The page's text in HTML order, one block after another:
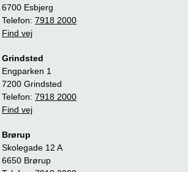
6700 Esbjerg
Telefon: 7918 2000
Find vej
Grindsted
Engparken 1
7200 Grindsted
Telefon: 7918 2000
Find vej
Brørup
Skolegade 12 A
6650 Brørup